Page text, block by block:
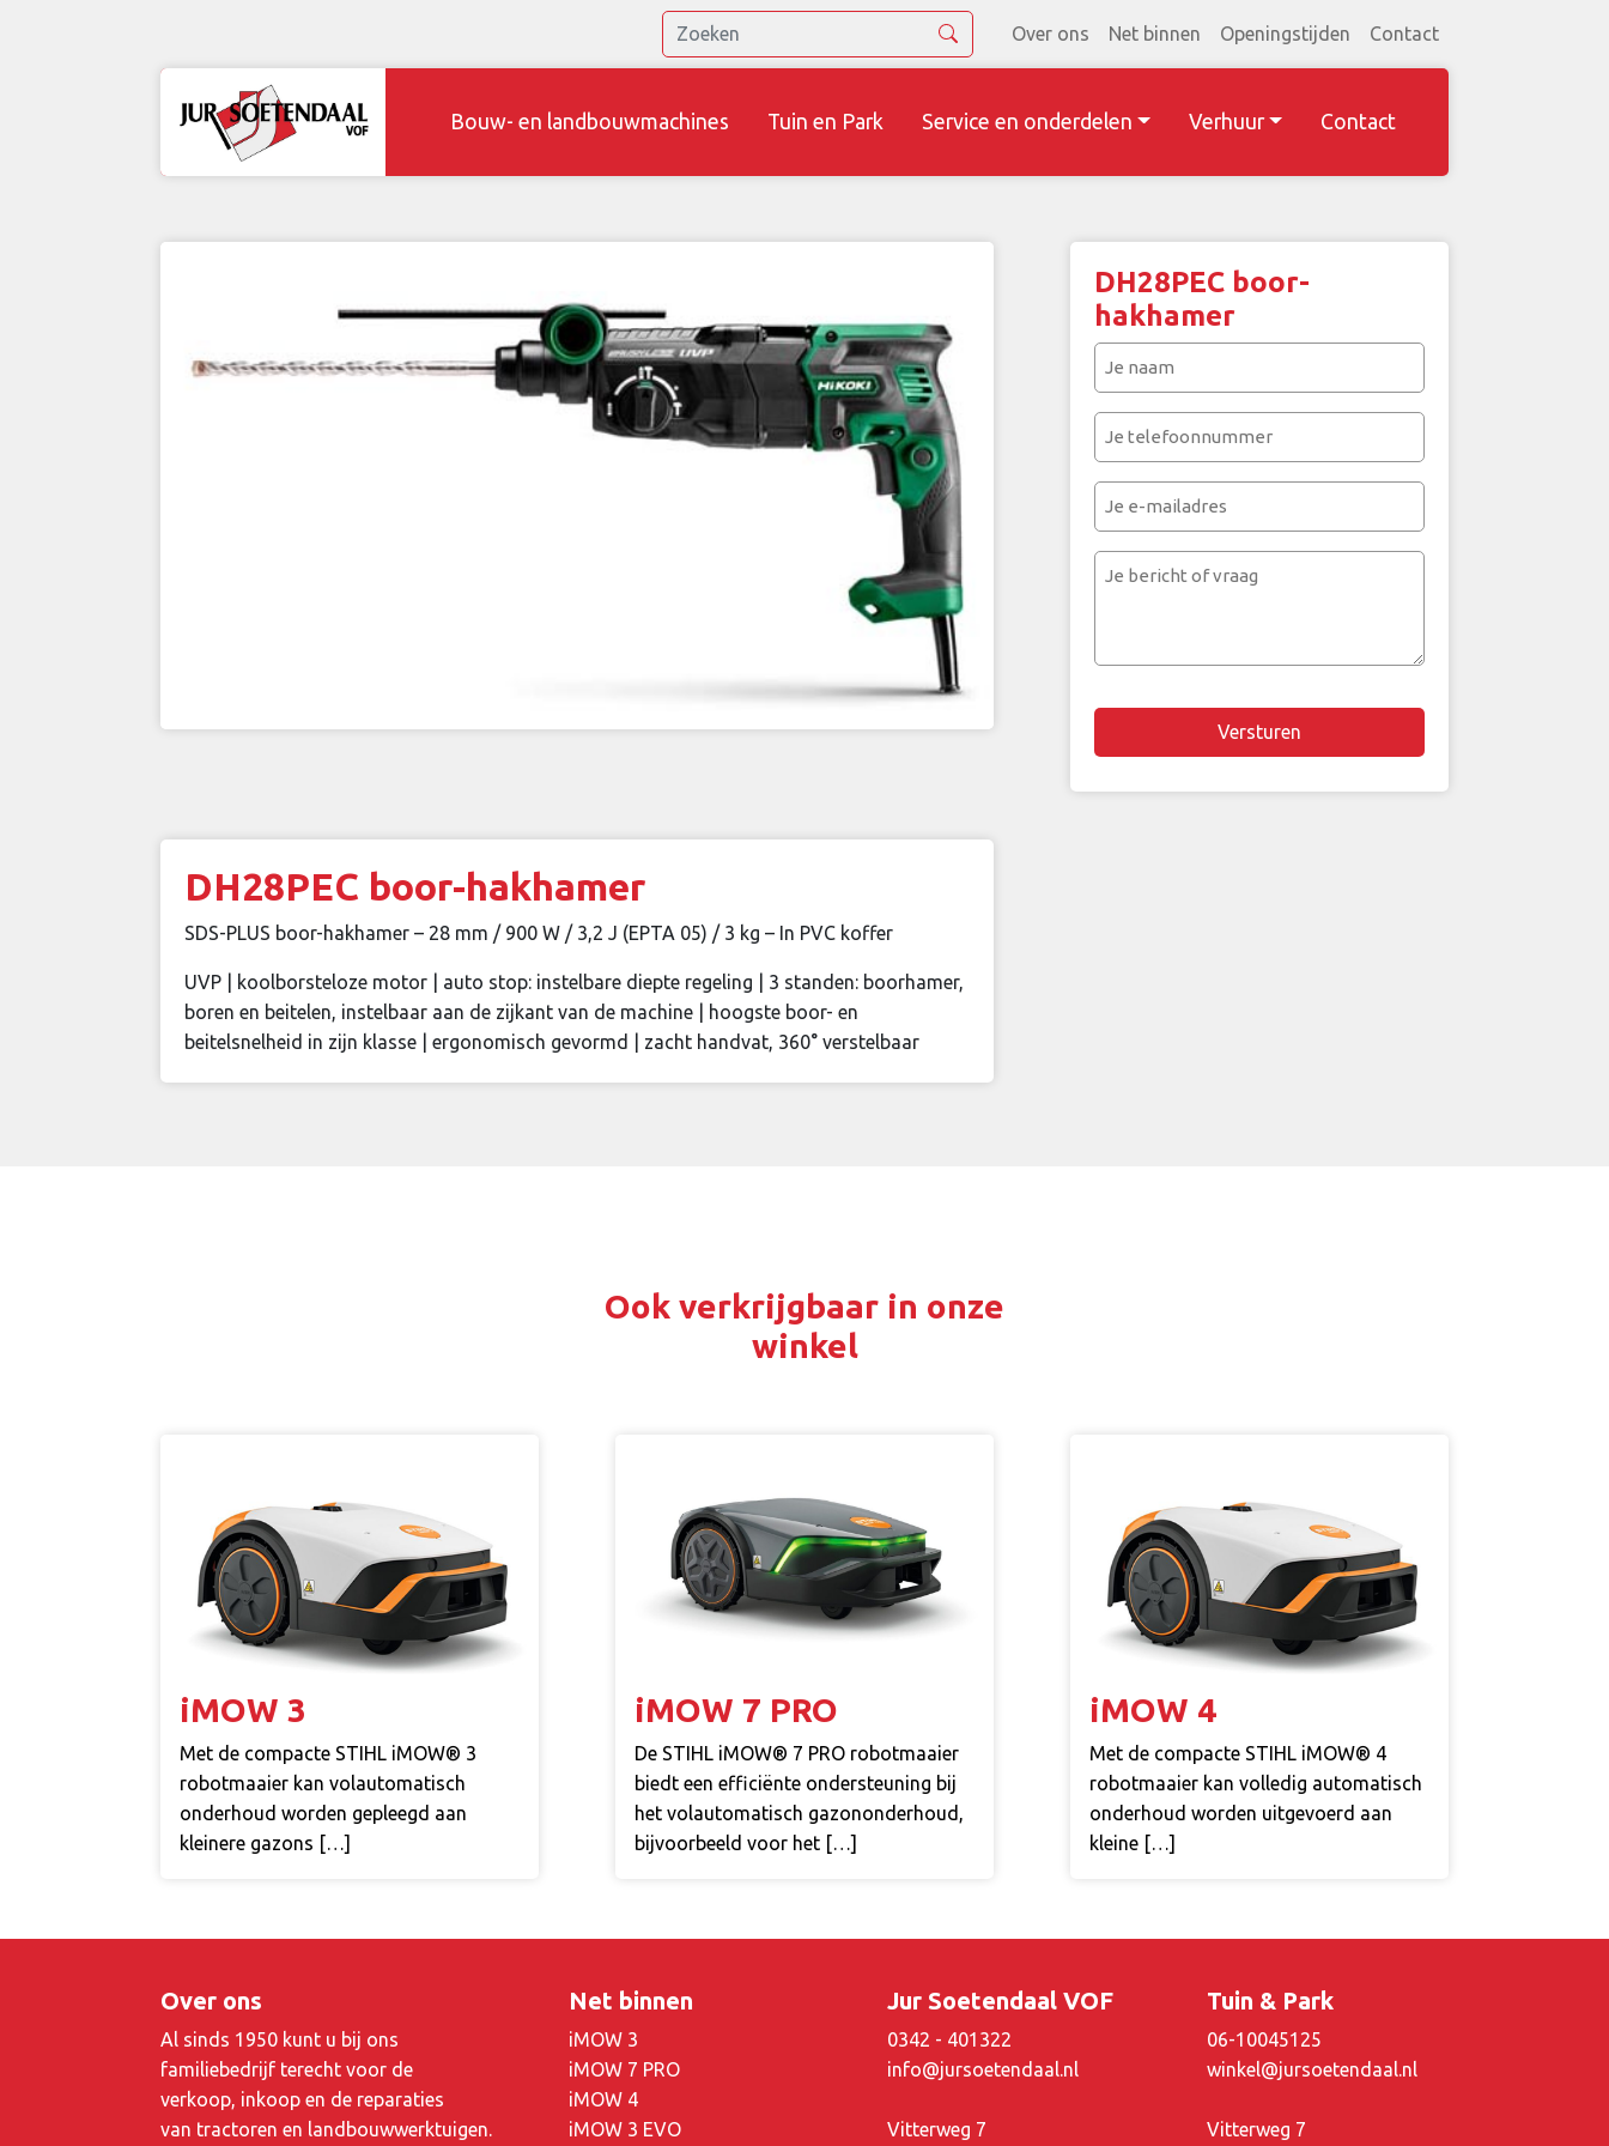
Over ons Net binnen Openingstijden Contact
Bouw- en landbouwmachines Tuin en Park Service en onderdelen Verhuur Contact
DH28PEC boor-
hakhamer
naam
(Vereist)
telefoonnummer
(Vereist)
e-
mailadres
Chapta
DH28PEC boor-hakhamer
SDS-PLUS boor-hakhamer – 28 mm / 900 W / 3,2 J (EPTA 05) / 3 kg – In PVC koffer
UVP | koolborsteloze motor | auto stop: instelbare diepte regeling | 3 standen: boorhamer,
boren en beitelen, instelbaar aan de zijkant van de machine | hoogste boor- en
beitelsnelheid in zijn klasse | ergonomisch gevormd | zacht handvat, 360° verstelbaar
Ook verkrijgbaar in onze
winkel
iMOW 3
Met de compacte STIHL iMOW® 3
robotmaaier kan volautomatisch
onderhoud worden gepleegd aan
kleinere gazons […]
iMOW 7 PRO
De STIHL iMOW® 7 PRO robotmaaier
biedt een efficiënte ondersteuning bij
het volautomatisch gazononderhoud,
bijvoorbeeld voor het […]
iMOW 4
Met de compacte STIHL iMOW® 4
robotmaaier kan volledig automatisch
onderhoud worden uitgevoerd aan
kleine […]
Over ons
Al sinds 1950 kunt u bij ons
familiebedrijf terecht voor de
verkoop, inkoop en de reparaties
van tractoren en landbouwwerktuigen.
Net binnen
iMOW 3
iMOW 7 PRO
iMOW 4
iMOW 3 EVO
Jur Soetendaal VOF
0342 - 401322
info@jursoetendaal.nl
Vitterweg 7
Tuin & Park
06-10045125
winkel@jursoetendaal.nl
Vitterweg 7